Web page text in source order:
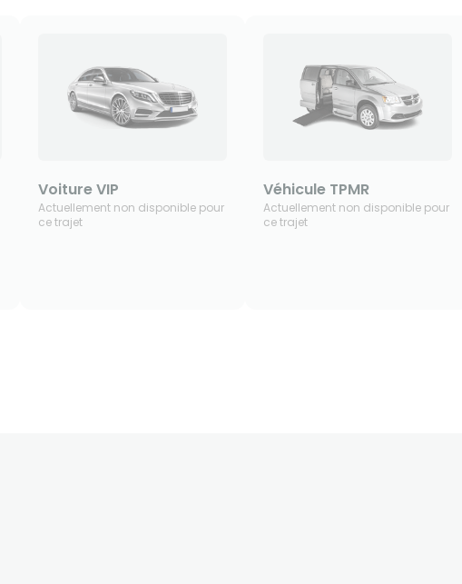
Voiture VIP
Actuellement non disponible pour
ce trajet
Véhicule TPMR
Actuellement non disponible pour
ce trajet